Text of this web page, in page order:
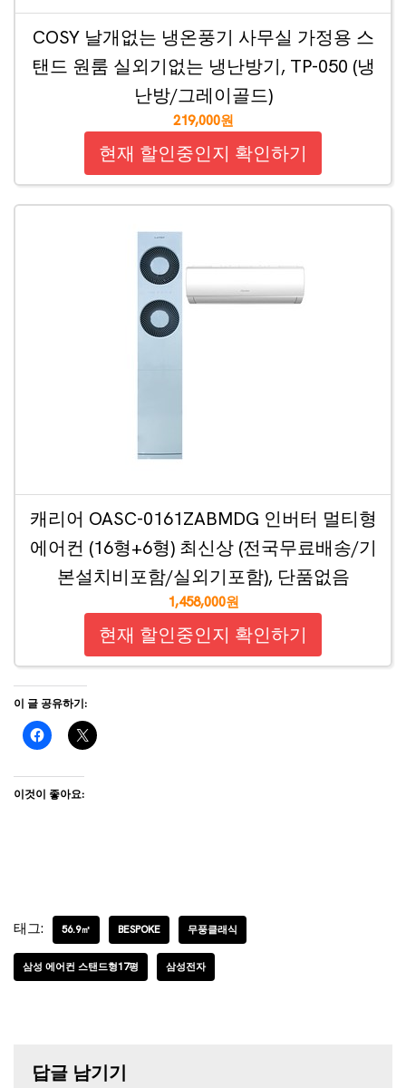
COSY 날개없는 냉온풍기 사무실 가정용 스
탠드 원룸 실외기없는 냉난방기, TP-050 (냉
난방/그레이골드)
219,000원
현재 할인중인지 확인하기
캐리어 OASC-0161ZABMDG 인버터 멀티형
에어컨 (16형+6형) 최신상 (전국무료배송/기
본설치비포함/실외기포함), 단품없음
1,458,000원
현재 할인중인지 확인하기
이 글 공유하기:
이것이 좋아요:
태그: 56.9㎡ BESPOKE 무풍클래식
삼성 에어컨 스탠드형17평 삼성전자
답글 남기기